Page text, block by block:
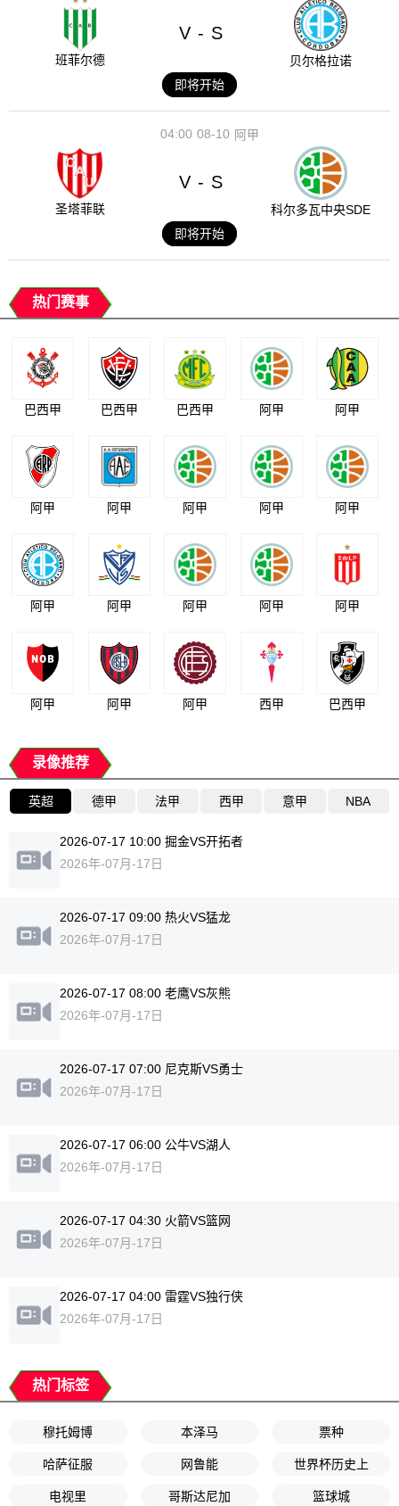
班菲尔德
V - S
贝尔格拉诺
即将开始
08-10
04:00 阿甲
圣塔菲联
V - S
科尔多瓦中央SDE
即将开始
热门赛事
巴西甲 巴西甲 巴西甲 阿甲 阿甲
阿甲 阿甲 阿甲 阿甲 阿甲
阿甲 阿甲 阿甲 阿甲 阿甲
阿甲 阿甲 阿甲 西甲 巴西甲
录像推荐
英超 德甲 法甲 西甲 意甲 NBA
2026-07-17 10:00 掘金VS开拓者
2026年-07月-17日
2026-07-17 09:00 热火VS猛龙
2026年-07月-17日
2026-07-17 08:00 老鹰VS灰熊
2026年-07月-17日
2026-07-17 07:00 尼克斯VS勇士
2026年-07月-17日
2026-07-17 06:00 公牛VS湖人
2026年-07月-17日
2026-07-17 04:30 火箭VS篮网
2026年-07月-17日
2026-07-17 04:00 雷霆VS独行侠
2026年-07月-17日
热门标签
穆托姆博 本泽马 票种
哈萨征服 网鲁能 世界杯历史上
电视里 哥斯达尼加 篮球城